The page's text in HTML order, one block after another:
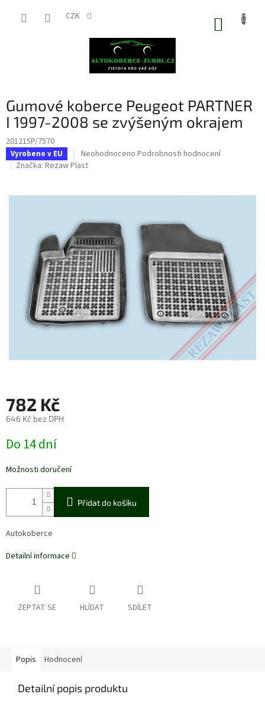
CZK
Gumové koberce Peugeot PARTNER
I 1997-2008 se zvýšeným okrajem
201215P/7570
Vyrobeno v EU
Průměrné
hodnocení
0,0
5
hvězdiček.
Neohodnoceno Podrobnosti hodnocení
Značka: Rezaw Plast
782 Kč
646 Kč bez DPH
cena:
Do 14 dní
Možnosti doručení
Přidat do košíku
Autokoberce
Detailní informace
ZEPTAT SE HLÍDAT SDÍLET
Popis Hodnocení
Detailní popis produktu